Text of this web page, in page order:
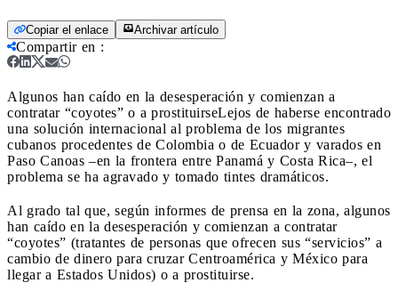
Copiar el enlace Archivar artículo
Compartir en :
Algunos han caído en la desesperación y comienzan a
contratar “coyotes” o a prostituirseLejos de haberse encontrado
una solución internacional al problema de los migrantes
cubanos procedentes de Colombia o de Ecuador y varados en
Paso Canoas –en la frontera entre Panamá y Costa Rica–, el
problema se ha agravado y tomado tintes dramáticos.
Al grado tal que, según informes de prensa en la zona, algunos
han caído en la desesperación y comienzan a contratar
“coyotes” (tratantes de personas que ofrecen sus “servicios” a
cambio de dinero para cruzar Centroamérica y México para
llegar a Estados Unidos) o a prostituirse.